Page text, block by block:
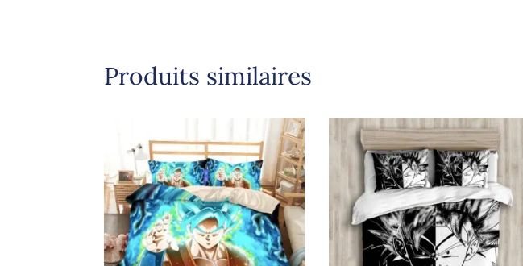
Produits similaires